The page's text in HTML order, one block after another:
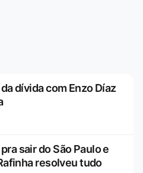
dívida com Enzo Díaz
sair do São Paulo e
resolveu tudo